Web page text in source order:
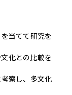
当てて研究を
化との比較を
察し、多文化